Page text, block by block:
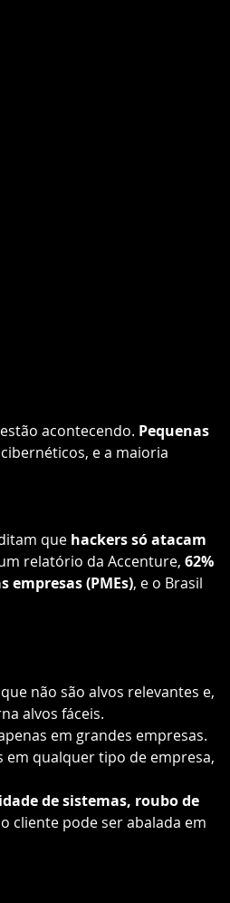
acontecendo. Pequenas
e a maioria
que hackers só atacam
relatório da Accenture, 62%
empresas (PMEs), e o Brasil
não são alvos relevantes e,
alvos fáceis.
em grandes empresas.
em qualquer tipo de empresa,
de sistemas, roubo de
cliente pode ser abalada em